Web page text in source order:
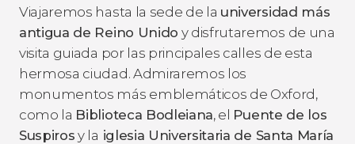
Viajaremos hasta la sede de la universidad más
antigua de Reino Unido y disfrutaremos de una
visita guiada por las principales calles de esta
hermosa ciudad. Admiraremos los
monumentos más emblemáticos de Oxford,
como la Biblioteca Bodleiana, el Puente de los
Suspiros y la iglesia Universitaria de Santa María